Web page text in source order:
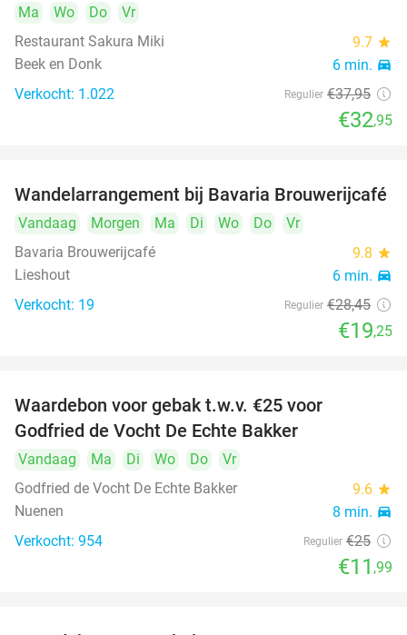
Ma Wo Do
Vr
Restaurant Sakura Miki
9.7 star
Beek en Donk 6 min. directions_car
Verkocht: 1.022 Regulier €37,95
€32,95
32%
Wandelarrangement bij Bavaria Brouwerijcafé
Vandaag Morgen Ma Di Wo Do
Vr
Bavaria Brouwerijcafé
9.8 star
Lieshout 6 min. directions_car
Verkocht: 19 Regulier €28,45
€19,25
Waardebon voor gebak t.w.v. €25 voor
Godfried de Vocht De Echte Bakker
Vandaag Ma Di Wo Do
Vr
Godfried de Vocht De Echte Bakker
9.6 star
Nuenen 8 min. directions_car
Verkocht: 954 Regulier €25
€11 ,99